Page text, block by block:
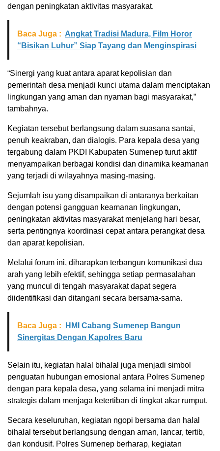
dengan peningkatan aktivitas masyarakat.
Baca Juga : Angkat Tradisi Madura, Film Horor
“Bisikan Luhur” Siap Tayang dan Menginspirasi
“Sinergi yang kuat antara aparat kepolisian dan
pemerintah desa menjadi kunci utama dalam menciptakan
lingkungan yang aman dan nyaman bagi masyarakat,”
tambahnya.
Kegiatan tersebut berlangsung dalam suasana santai,
penuh keakraban, dan dialogis. Para kepala desa yang
tergabung dalam PKDI Kabupaten Sumenep turut aktif
menyampaikan berbagai kondisi dan dinamika keamanan
yang terjadi di wilayahnya masing-masing.
Sejumlah isu yang disampaikan di antaranya berkaitan
dengan potensi gangguan keamanan lingkungan,
peningkatan aktivitas masyarakat menjelang hari besar,
serta pentingnya koordinasi cepat antara perangkat desa
dan aparat kepolisian.
Melalui forum ini, diharapkan terbangun komunikasi dua
arah yang lebih efektif, sehingga setiap permasalahan
yang muncul di tengah masyarakat dapat segera
diidentifikasi dan ditangani secara bersama-sama.
Baca Juga :
HMI Cabang Sumenep Bangun
Sinergitas Dengan Kapolres Baru
Selain itu, kegiatan halal bihalal juga menjadi simbol
penguatan hubungan emosional antara Polres Sumenep
dengan para kepala desa, yang selama ini menjadi mitra
strategis dalam menjaga ketertiban di tingkat akar rumput.
Secara keseluruhan, kegiatan ngopi bersama dan halal
bihalal tersebut berlangsung dengan aman, lancar, tertib,
dan kondusif. Polres Sumenep berharap, kegiatan